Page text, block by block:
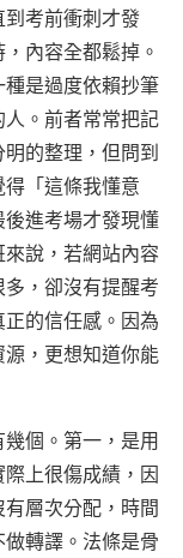
考前衝刺才發
內容全都鬆掉。
是過度依賴抄筆
。前者常常把記
的整理，但問到
「這條我懂意
進考場才發現懂
說，若網站內容
，卻沒有提醒考
的信任感。因為
，更想知道你能
個。第一，是用
上很傷成績，因
層次分配，時間
轉譯。法條是骨